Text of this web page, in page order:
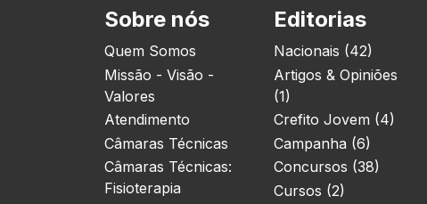
Sobre nós
Quem Somos
Missão - Visão -
Valores
Atendimento
Câmaras Técnicas
Câmaras Técnicas:
Fisioterapia
Editorias
Nacionais (42)
Artigos & Opiniões
(1)
Crefito Jovem (4)
Campanha (6)
Concursos (38)
Cursos (2)